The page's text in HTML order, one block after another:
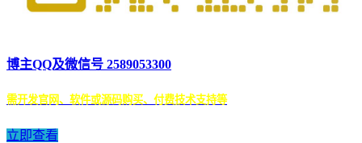
博主QQ及微信号 2589053300
需开发官网、软件或源码购买、付费技术支持等
立即查看